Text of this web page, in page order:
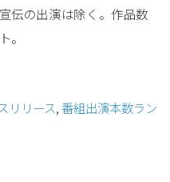
伝の出演は除く。作品数
。
リリース,番組出演本数ラン